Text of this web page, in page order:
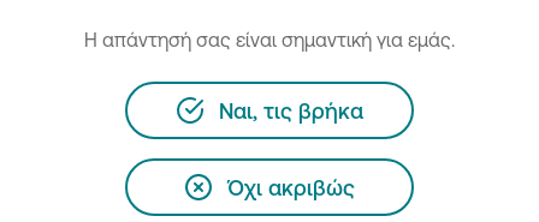
H απάντησή σας είναι σημαντική για εμάς.
Ναι, τις βρήκα
Όχι ακριβώς